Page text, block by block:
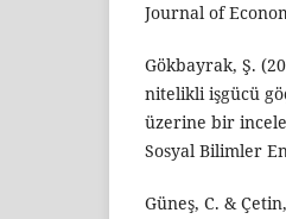
Journal of
Gökbayrak, Ş.
nitelikli işgücü
üzerine bir
Sosyal Bilimler
Güneş, C. &